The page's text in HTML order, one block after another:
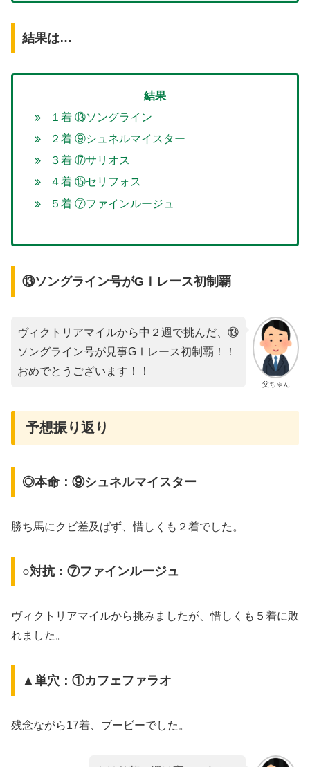
結果は…
結果
１着 ⑬ソングライン
２着 ⑨シュネルマイスター
３着 ⑰サリオス
４着 ⑮セリフォス
５着 ⑦ファインルージュ
⑬ソングライン号がGⅠレース初制覇
父ちゃん
ヴィクトリアマイルから中２週で挑んだ、⑬
ソングライン号が見事GⅠレース初制覇！！
おめでとうございます！！
予想振り返り
◎本命：⑨シュネルマイスター
勝ち馬にクビ差及ばず、惜しくも２着でした。
○対抗：⑦ファインルージュ
ヴィクトリアマイルから挑みましたが、惜しくも５着に敗
れました。
▲単穴：①カフェファラオ
残念ながら17着、ブービーでした。